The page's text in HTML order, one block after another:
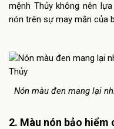
mệnh Thủy không nên
nón trên sự may mắn của
Nón màu đen mang lại
2. Màu nón bảo